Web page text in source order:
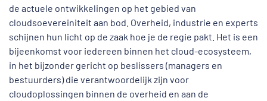
de actuele ontwikkelingen op het gebied van
cloudsoevereiniteit aan bod. Overheid, industrie en experts
schijnen hun licht op de zaak hoe je de regie pakt. Het is een
bijeenkomst voor iedereen binnen het cloud-ecosysteem,
in het bijzonder gericht op beslissers (managers en
bestuurders) die verantwoordelijk zijn voor
cloudoplossingen binnen de overheid en aan de